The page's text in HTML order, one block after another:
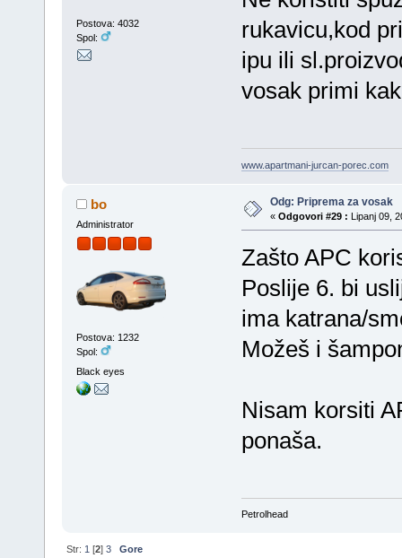
Postova: 4032
Spol:
rukavicu,kod
ipu ili
vosak primi
www.apartmani-jurcan-porec.com
bo
Administrator
Postova: 1232
Spol:
Black eyes
Odg: Priprema za vosak
« Odgovori #29 : Lipanj 09,
Zašto APC
Poslije 6. bi
ima katrana/
Možeš i
Nisam korsiti
ponaša.
Petrolhead
Str: 1 [2]3 Gore